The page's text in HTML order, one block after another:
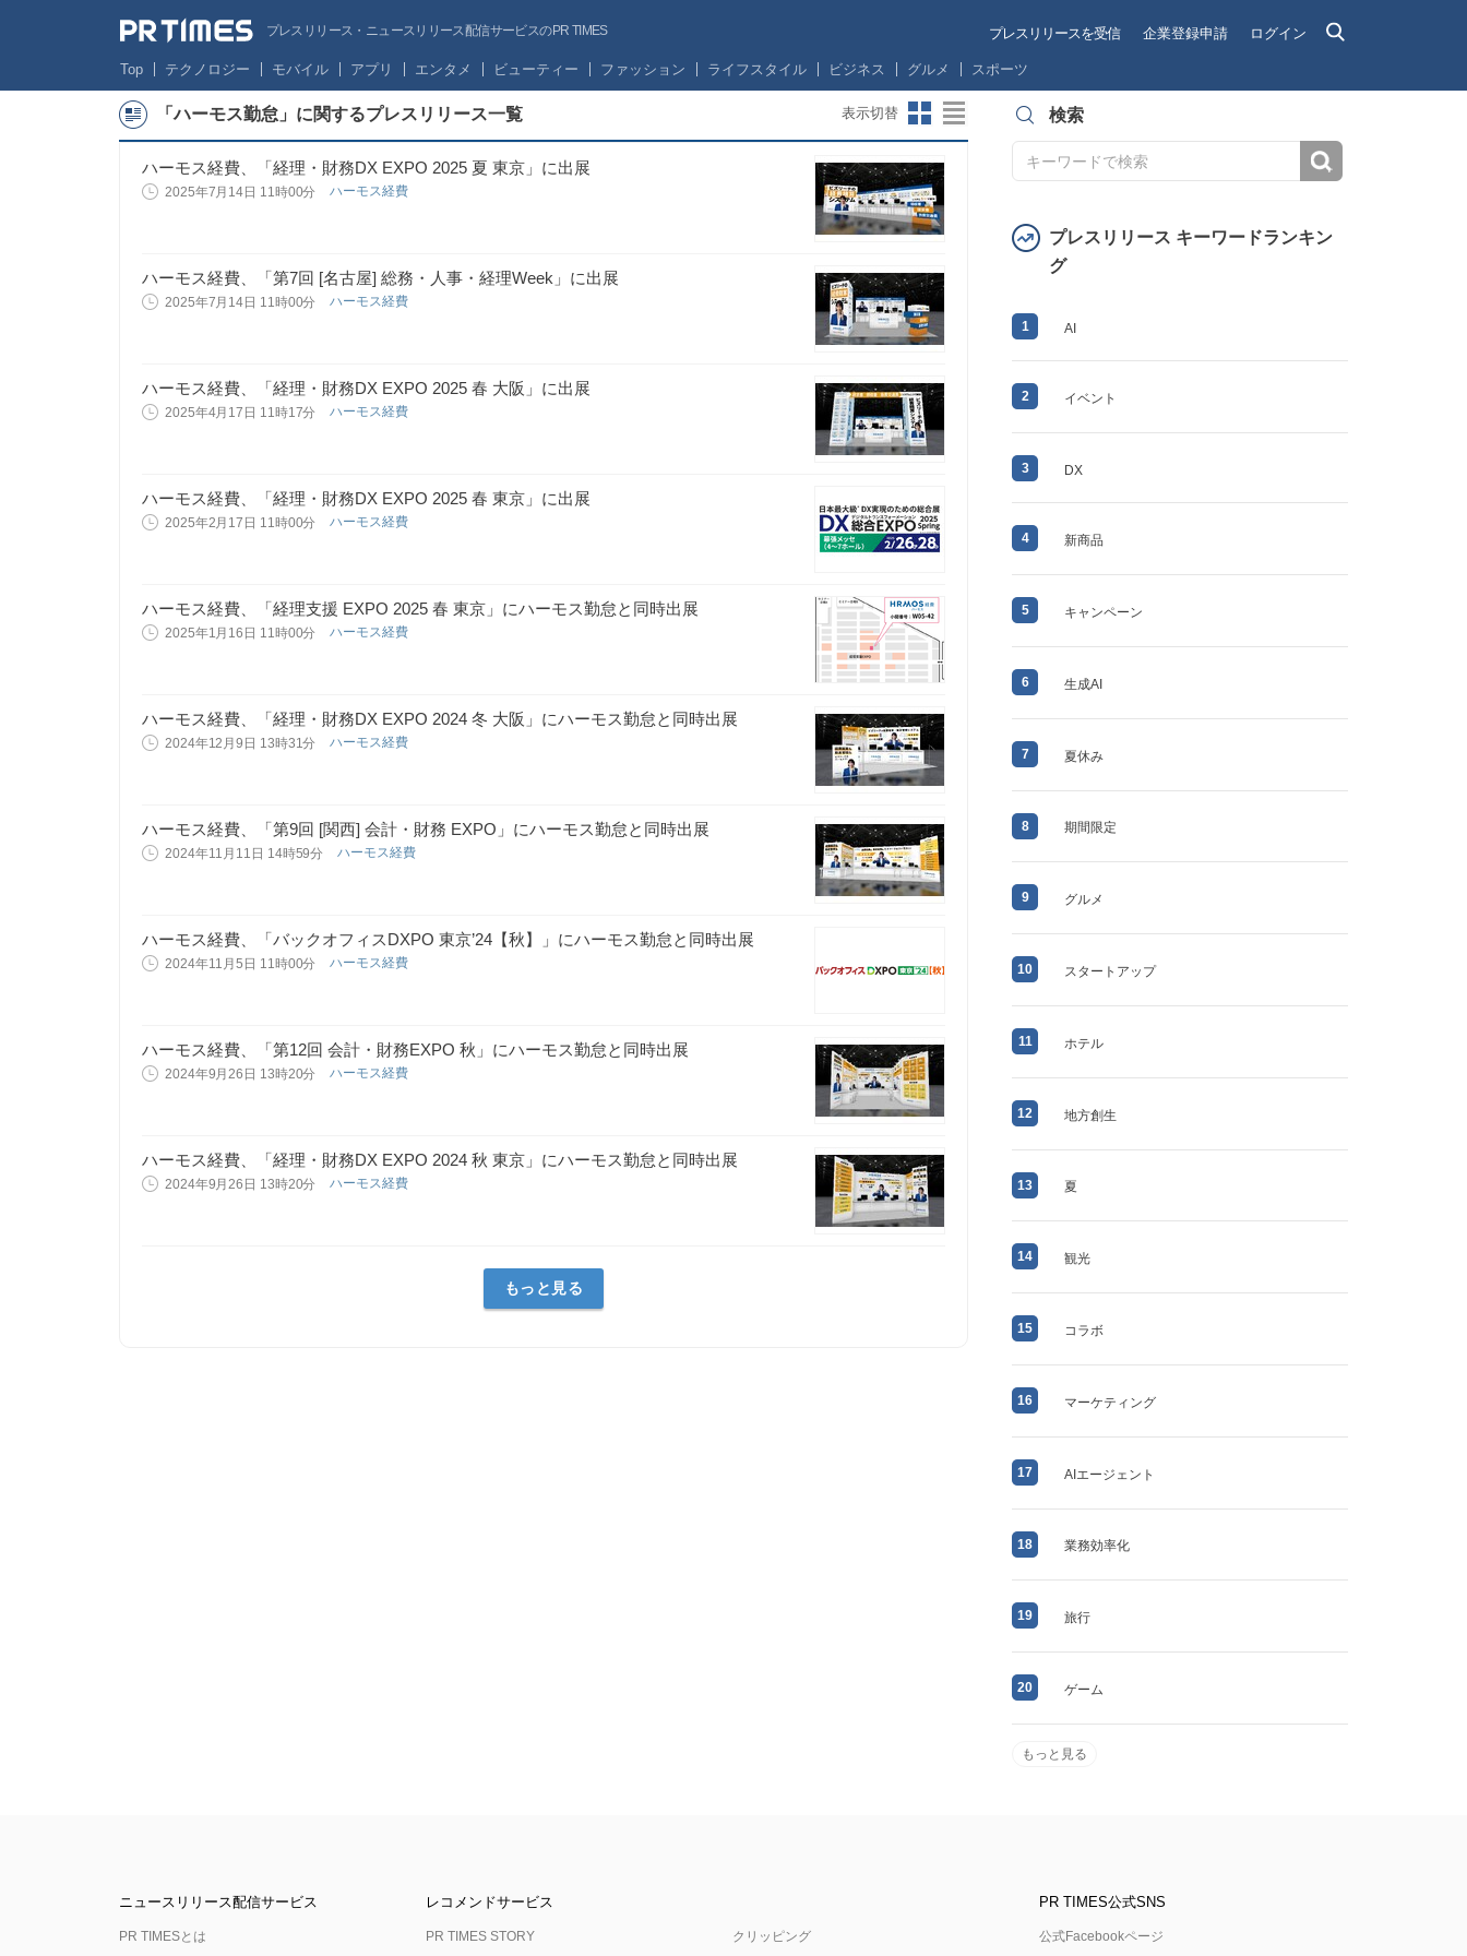
プレスリリース・ニュースリリース配信サービスのPR TIMES プレスリリースを受信 企業登録申請 ログイン
Top テクノロジー モバイル アプリ エンタメ ビューティー ファッション ライフスタイル ビジネス グルメ スポーツ
「ハーモス勤怠」に関するプレスリリース一覧 表示切替
ハーモス経費、「経理・財務DX EXPO 2025 夏 東京」に出展
2025年7月14日 11時00分 ハーモス経費
ハーモス経費、「第7回 [名古屋] 総務・人事・経理Week」に出展
2025年7月14日 11時00分 ハーモス経費
ハーモス経費、「経理・財務DX EXPO 2025 春 大阪」に出展
2025年4月17日 11時17分 ハーモス経費
ハーモス経費、「経理・財務DX EXPO 2025 春 東京」に出展
2025年2月17日 11時00分 ハーモス経費
ハーモス経費、「経理支援 EXPO 2025 春 東京」にハーモス勤怠と同時出展
2025年1月16日 11時00分 ハーモス経費
ハーモス経費、「経理・財務DX EXPO 2024 冬 大阪」にハーモス勤怠と同時出展
2024年12月9日 13時31分 ハーモス経費
ハーモス経費、「第9回 [関西] 会計・財務 EXPO」にハーモス勤怠と同時出展
2024年11月11日 14時59分 ハーモス経費
ハーモス経費、「バックオフィスDXPO 東京’24【秋】」にハーモス勤怠と同時出展
2024年11月5日 11時00分 ハーモス経費
ハーモス経費、「第12回 会計・財務EXPO 秋」にハーモス勤怠と同時出展
2024年9月26日 13時20分 ハーモス経費
ハーモス経費、「経理・財務DX EXPO 2024 秋 東京」にハーモス勤怠と同時出展
2024年9月26日 13時20分 ハーモス経費
もっと見る
検索
プレスリリース キーワードランキン
グ
1 AI
2 イベント
3 DX
4 新商品
5 キャンペーン
6 生成AI
7 夏休み
8 期間限定
9 グルメ
10 スタートアップ
11 ホテル
12 地方創生
13 夏
14 観光
15 コラボ
16 マーケティング
17 AIエージェント
18 業務効率化
19 旅行
20 ゲーム
もっと見る
ニュースリリース配信サービス
PR TIMESとは
レコメンドサービス
PR TIMES STORY クリッピング
PR TIMES公式SNS
公式Facebookページ